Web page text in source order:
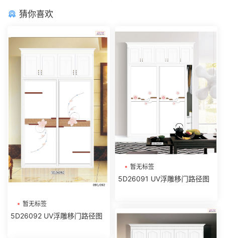
猜你喜欢
暂无标签
5D26092 UV浮雕移门路径图
暂无标签
5D26091 UV浮雕移门路径图